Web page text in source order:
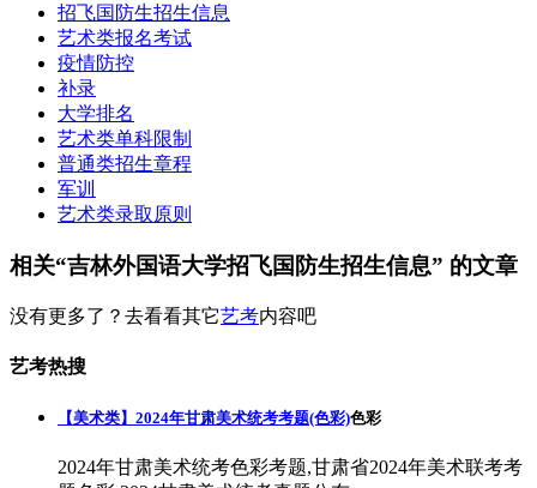
招飞国防生招生信息
艺术类报名考试
疫情防控
补录
大学排名
艺术类单科限制
普通类招生章程
军训
艺术类录取原则
相关“吉林外国语大学招飞国防生招生信息” 的文章
没有更多了？去看看其它艺考内容吧
艺考热搜
【美术类】2024年甘肃美术统考考题(色彩)色彩
2024年甘肃美术统考色彩考题,甘肃省2024年美术联考考